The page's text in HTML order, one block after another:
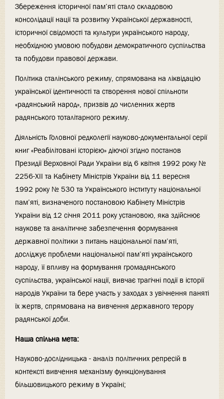
Збереження історичної пам’яті стало складовою
консолідації нації та розвитку Української державності,
історичної свідомості та культури українського народу,
необхідною умовою побудови демократичного суспільства
та побудови правової держави.
Політика сталінського режиму, спрямована на ліквідацію
української ідентичності та створення нової спільноти
«радянський народ», призвів до численних жертв
радянського тоталітарного режиму.
Діяльність Головної редколегії науково-документальної серії
книг «Реабілітовані історією» діючої згідно постанов
Президії Верховної Ради України від 6 квітня 1992 року №
2256-ХII та Кабінету Міністрів України від 11 вересня
1992 року № 530 та Українського інституту національної
пам’яті, визначеного постановою Кабінету Міністрів
України від 12 січня 2011 року установою, яка здійснює
наукове та аналітичне забезпечення формування
державної політики з питань національної пам’яті,
досліджує проблеми національної пам’яті українського
народу, її впливу на формування громадянського
суспільства, української нації, вивчає трагічні події в історії
народів України та бере участь у заходах з увічнення паняті
їх жертв, спрямована на вивчення державного терору
радянської доби.
Наша спільна мета:
Науково-дослідницька - аналіз політичних репресій в
контексті вивчення механізму функціонування
більшовицького режиму в Україні;